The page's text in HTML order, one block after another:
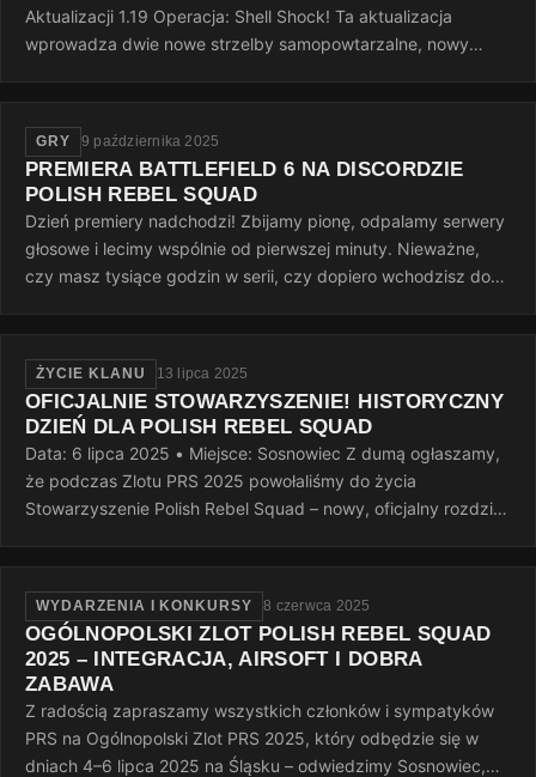
Aktualizacji 1.19 Operacja: Shell Shock! Ta aktualizacja
wprowadza dwie nowe strzelby samopowtarzalne, nowy
GRY 9 października 2025
PREMIERA BATTLEFIELD 6 NA DISCORDZIE
POLISH REBEL SQUAD
Dzień premiery nadchodzi! Zbijamy pionę, odpalamy serwery
głosowe i lecimy wspólnie od pierwszej minuty. Nieważne,
czy masz tysiące godzin w serii, czy dopiero wchodzisz do
ŻYCIE KLANU 13 lipca 2025
OFICJALNIE STOWARZYSZENIE! HISTORYCZNY
DZIEŃ DLA POLISH REBEL SQUAD
Data: 6 lipca 2025 • Miejsce: Sosnowiec Z dumą ogłaszamy,
że podczas Zlotu PRS 2025 powołaliśmy do życia
Stowarzyszenie Polish Rebel Squad – nowy, oficjalny rozdział
WYDARZENIA I KONKURSY 8 czerwca 2025
OGÓLNOPOLSKI ZLOT POLISH REBEL SQUAD
2025 – INTEGRACJA, AIRSOFT I DOBRA
ZABAWA
Z radością zapraszamy wszystkich członków i sympatyków
PRS na Ogólnopolski Zlot PRS 2025, który odbędzie się w
dniach 4–6 lipca 2025 na Śląsku – odwiedzimy Sosnowiec,